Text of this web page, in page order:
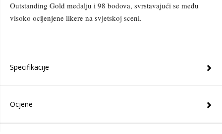
Outstanding Gold medalju i 98 bodova, svrstavajući se među
visoko ocijenjene likere na svjetskoj sceni.
Specifikacije
Ocjene